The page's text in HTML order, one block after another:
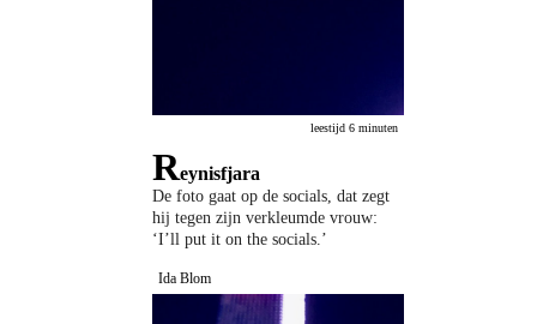
leestijd 6 minuten
Reynisfjara
De foto gaat op de socials, dat zegt
hij tegen zijn verkleumde vrouw:
‘I’ll put it on the socials.’
Ida Blom